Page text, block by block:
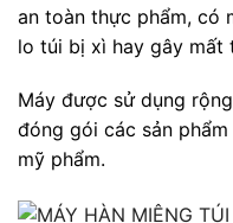
an toàn thực phẩm, có
lo túi bị xì hay gây mất
Máy được sử dụng
đóng gói các sản
mỹ phẩm.